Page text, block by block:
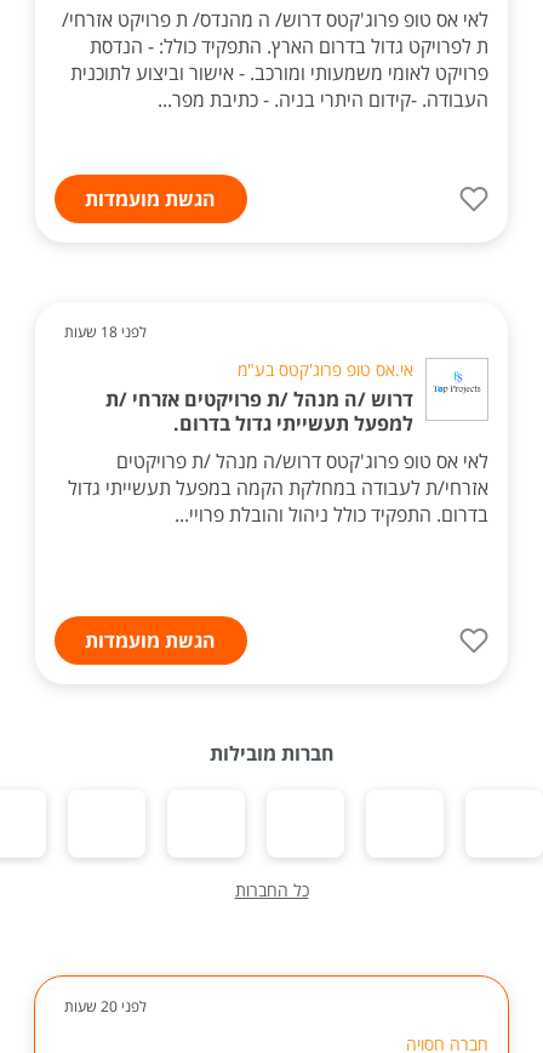
לאי אס טופ פרוג'קטס דרוש/ ה מהנדס/ ת פרויקט אזרחי/
ת לפרויקט גדול בדרום הארץ. התפקיד כולל: - הנדסת
פרויקט לאומי משמעותי ומורכב. - אישור וביצוע לתוכנית
העבודה. -קידום היתרי בניה. - כתיבת מפר...
הגשת מועמדות
לפני 18 שעות
אי.אס טופ פרוג'קטס בע"מ
דרוש /ה מנהל /ת פרויקטים אזרחי /ת
למפעל תעשייתי גדול בדרום.
לאי אס טופ פרוג'קטס דרוש/ה מנהל /ת פרויקטים
אזרחי/ת לעבודה במחלקת הקמה במפעל תעשייתי גדול
בדרום. התפקיד כולל ניהול והובלת פרויי...
הגשת מועמדות
חברות מובילות
כל החברות
לפני 20 שעות
חברה חסויה